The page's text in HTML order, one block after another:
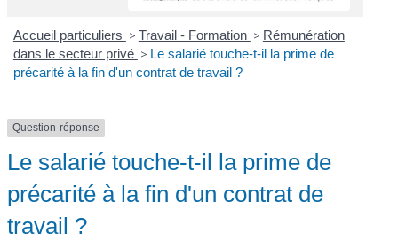
Accueil particuliers > Travail - Formation > Rémunération
dans le secteur privé > Le salarié touche-t-il la prime de
précarité à la fin d'un contrat de travail ?
Question-réponse
Le salarié touche-t-il la prime de
précarité à la fin d'un contrat de
travail ?